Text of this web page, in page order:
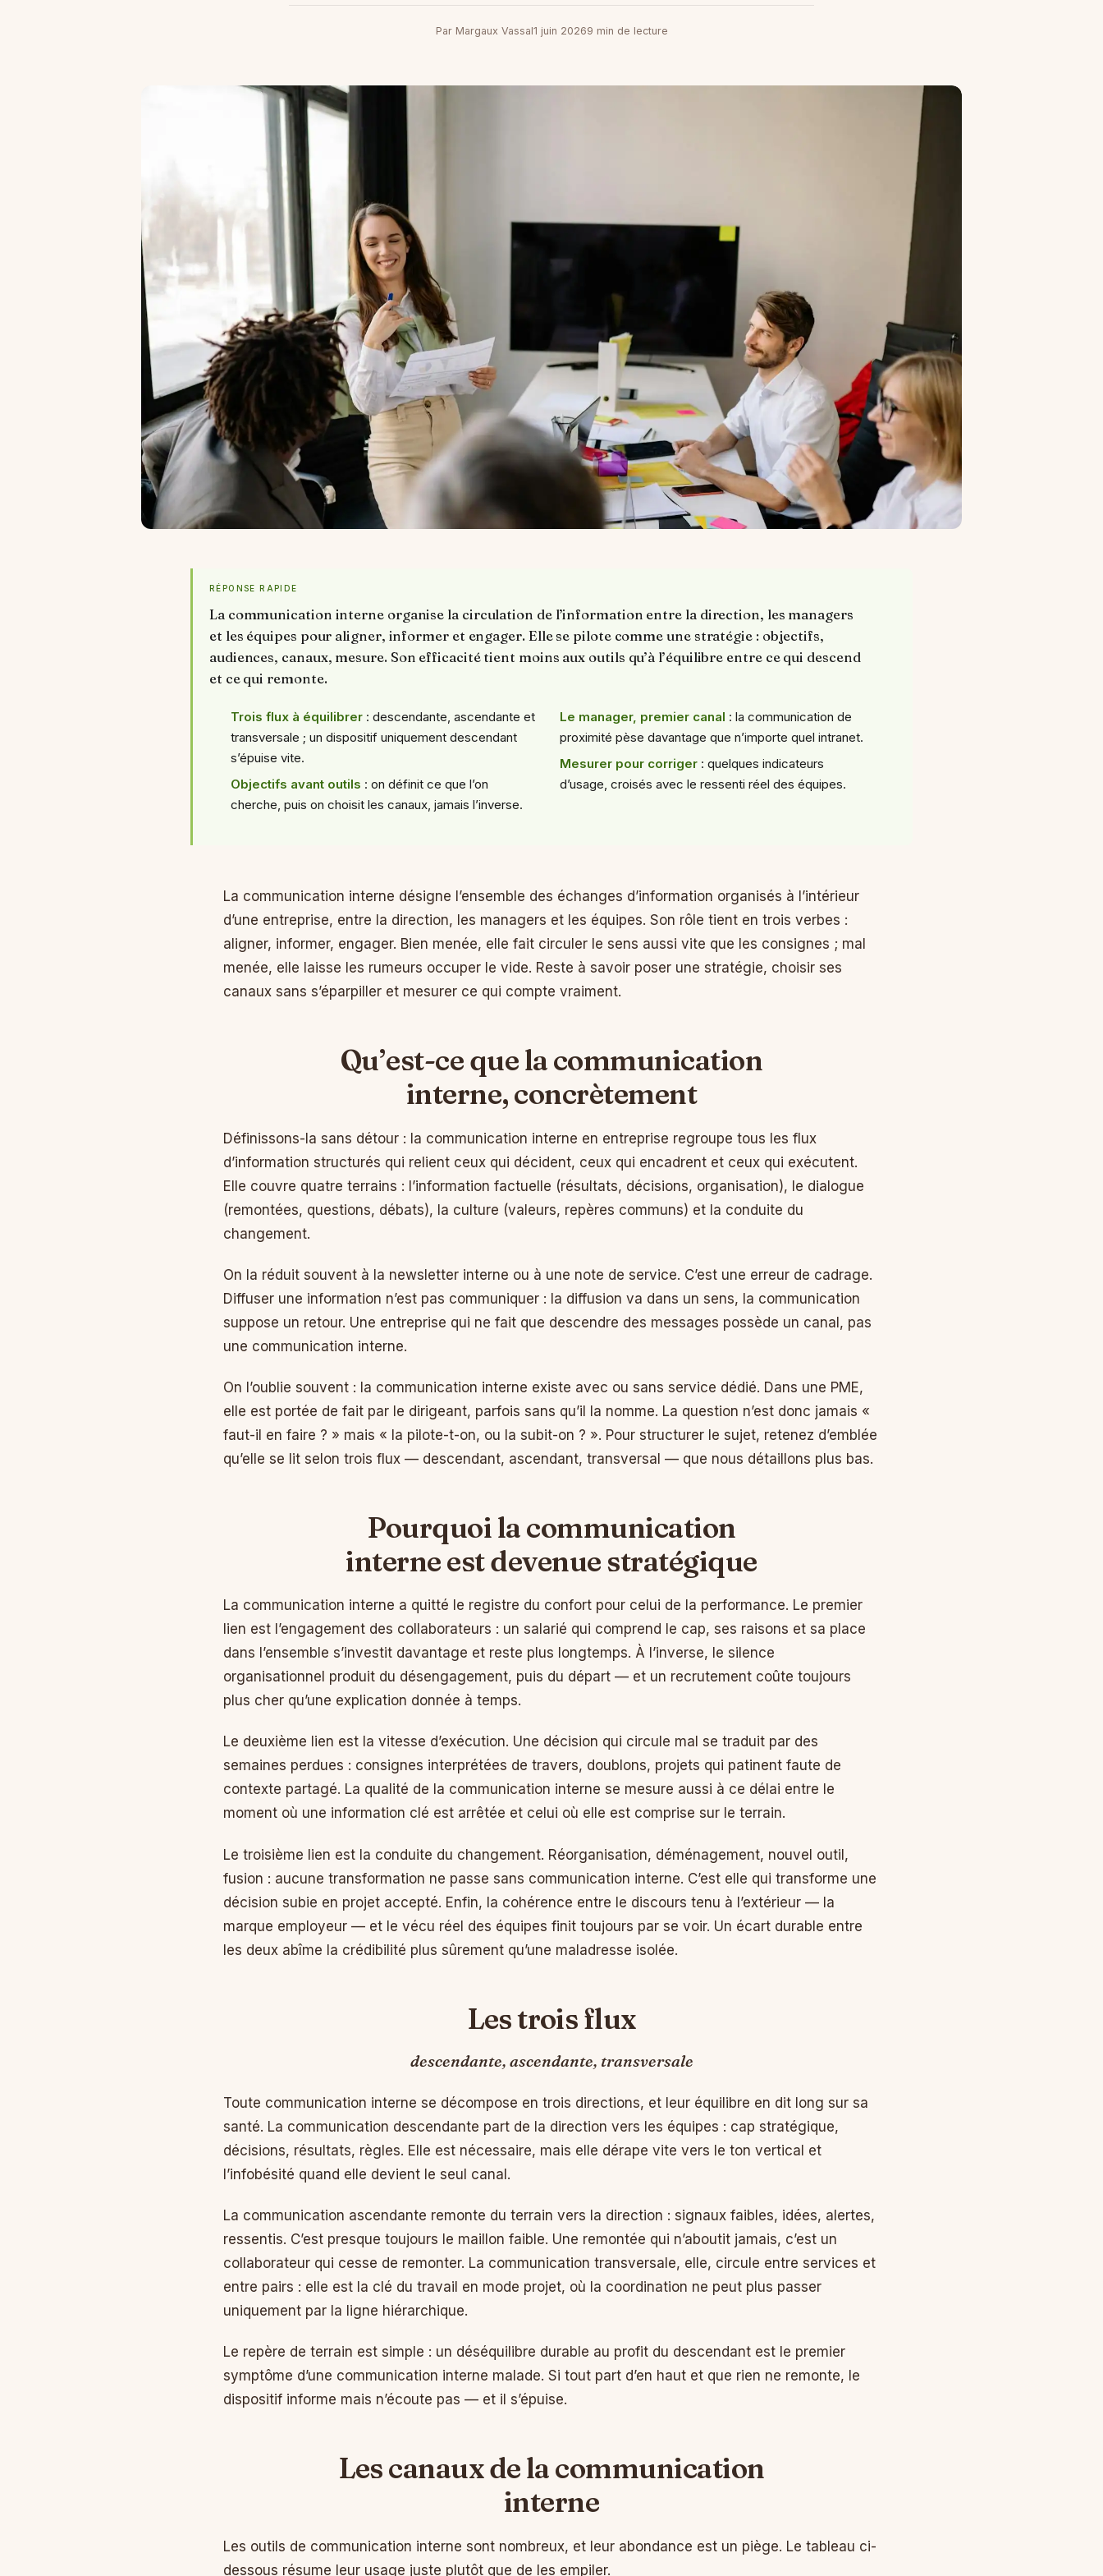
Par Margaux Vassal1 juin 20269 min de lecture
RÉPONSE RAPIDE
La communication interne organise la circulation de l’information entre la direction, les managers
et les équipes pour aligner, informer et engager. Elle se pilote comme une stratégie : objectifs,
audiences, canaux, mesure. Son efficacité tient moins aux outils qu’à l’équilibre entre ce qui descend
et ce qui remonte.
Trois flux à équilibrer: descendante, ascendante et
transversale ; un dispositif uniquement descendant
s’épuise vite.
Objectifs avant outils : on définit ce que l’on
cherche, puis on choisit les canaux, jamais l’inverse.
Le manager, premier canal : la communication de
proximité pèse davantage que n’importe quel intranet.
Mesurer pour corriger: quelques indicateurs
d’usage, croisés avec le ressenti réel des équipes.
La communication interne désigne l’ensemble des échanges d’information organisés à l’intérieur
d’une entreprise, entre la direction, les managers et les équipes. Son rôle tient en trois verbes :
aligner, informer, engager. Bien menée, elle fait circuler le sens aussi vite que les consignes ; mal
menée, elle laisse les rumeurs occuper le vide. Reste à savoir poser une stratégie, choisir ses
canaux sans s’éparpiller et mesurer ce qui compte vraiment.
Qu’est-ce que la communication
interne, concrètement
Définissons-la sans détour : la communication interne en entreprise regroupe tous les flux
d’information structurés qui relient ceux qui décident, ceux qui encadrent et ceux qui exécutent.
Elle couvre quatre terrains : l’information factuelle (résultats, décisions, organisation), le dialogue
(remontées, questions, débats), la culture (valeurs, repères communs) et la conduite du
changement.
On la réduit souvent à la newsletter interne ou à une note de service. C’est une erreur de cadrage.
Diffuser une information n’est pas communiquer : la diffusion va dans un sens, la communication
suppose un retour. Une entreprise qui ne fait que descendre des messages possède un canal, pas
une communication interne.
On l’oublie souvent : la communication interne existe avec ou sans service dédié. Dans une PME,
elle est portée de fait par le dirigeant, parfois sans qu’il la nomme. La question n’est donc jamais «
faut-il en faire ? » mais « la pilote-t-on, ou la subit-on ? ». Pour structurer le sujet, retenez d’emblée
qu’elle se lit selon trois flux — descendant, ascendant, transversal — que nous détaillons plus bas.
Pourquoi la communication
interne est devenue stratégique
La communication interne a quitté le registre du confort pour celui de la performance. Le premier
lien est l’engagement des collaborateurs : un salarié qui comprend le cap, ses raisons et sa place
dans l’ensemble s’investit davantage et reste plus longtemps. À l’inverse, le silence
organisationnel produit du désengagement, puis du départ — et un recrutement coûte toujours
plus cher qu’une explication donnée à temps.
Le deuxième lien est la vitesse d’exécution. Une décision qui circule mal se traduit par des
semaines perdues : consignes interprétées de travers, doublons, projets qui patinent faute de
contexte partagé. La qualité de la communication interne se mesure aussi à ce délai entre le
moment où une information clé est arrêtée et celui où elle est comprise sur le terrain.
Le troisième lien est la conduite du changement. Réorganisation, déménagement, nouvel outil,
fusion : aucune transformation ne passe sans communication interne. C’est elle qui transforme une
décision subie en projet accepté. Enfin, la cohérence entre le discours tenu à l’extérieur — la
marque employeur — et le vécu réel des équipes finit toujours par se voir. Un écart durable entre
les deux abîme la crédibilité plus sûrement qu’une maladresse isolée.
Les trois flux
descendante, ascendante, transversale
Toute communication interne se décompose en trois directions, et leur équilibre en dit long sur sa
santé. La communication descendante part de la direction vers les équipes : cap stratégique,
décisions, résultats, règles. Elle est nécessaire, mais elle dérape vite vers le ton vertical et
l’infobésité quand elle devient le seul canal.
La communication ascendante remonte du terrain vers la direction : signaux faibles, idées, alertes,
ressentis. C’est presque toujours le maillon faible. Une remontée qui n’aboutit jamais, c’est un
collaborateur qui cesse de remonter. La communication transversale, elle, circule entre services et
entre pairs : elle est la clé du travail en mode projet, où la coordination ne peut plus passer
uniquement par la ligne hiérarchique.
Le repère de terrain est simple : un déséquilibre durable au profit du descendant est le premier
symptôme d’une communication interne malade. Si tout part d’en haut et que rien ne remonte, le
dispositif informe mais n’écoute pas — et il s’épuise.
Les canaux de la communication
interne
Les outils de communication interne sont nombreux, et leur abondance est un piège. Le tableau ci-
dessous résume leur usage juste plutôt que de les empiler.